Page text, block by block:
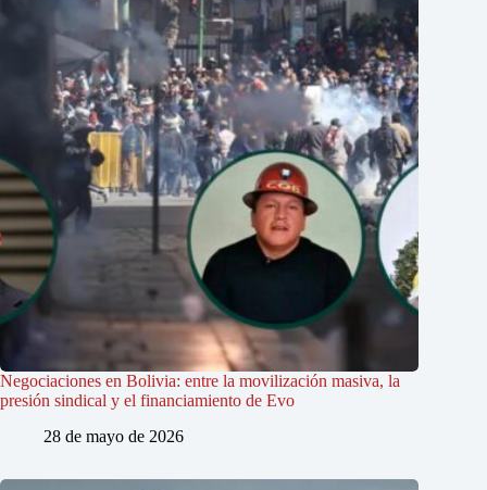
Negociaciones en Bolivia: entre la movilización masiva, la
presión sindical y el financiamiento de Evo
28 de mayo de 2026